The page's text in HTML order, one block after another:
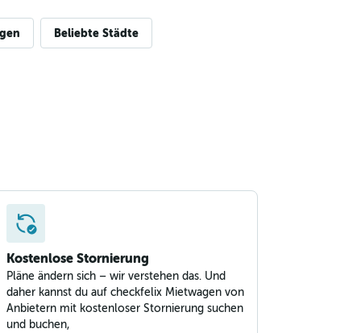
Beliebte Städte
Kostenlose Stornierung
Pläne ändern sich – wir verstehen das. Und
daher kannst du auf checkfelix Mietwagen von
Anbietern mit kostenloser Stornierung suchen
und buchen,